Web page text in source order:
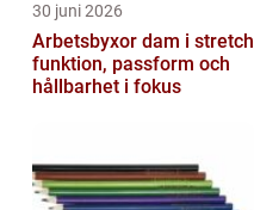
30 juni 2026
Arbetsbyxor dam i stretch
funktion, passform och
hållbarhet i fokus